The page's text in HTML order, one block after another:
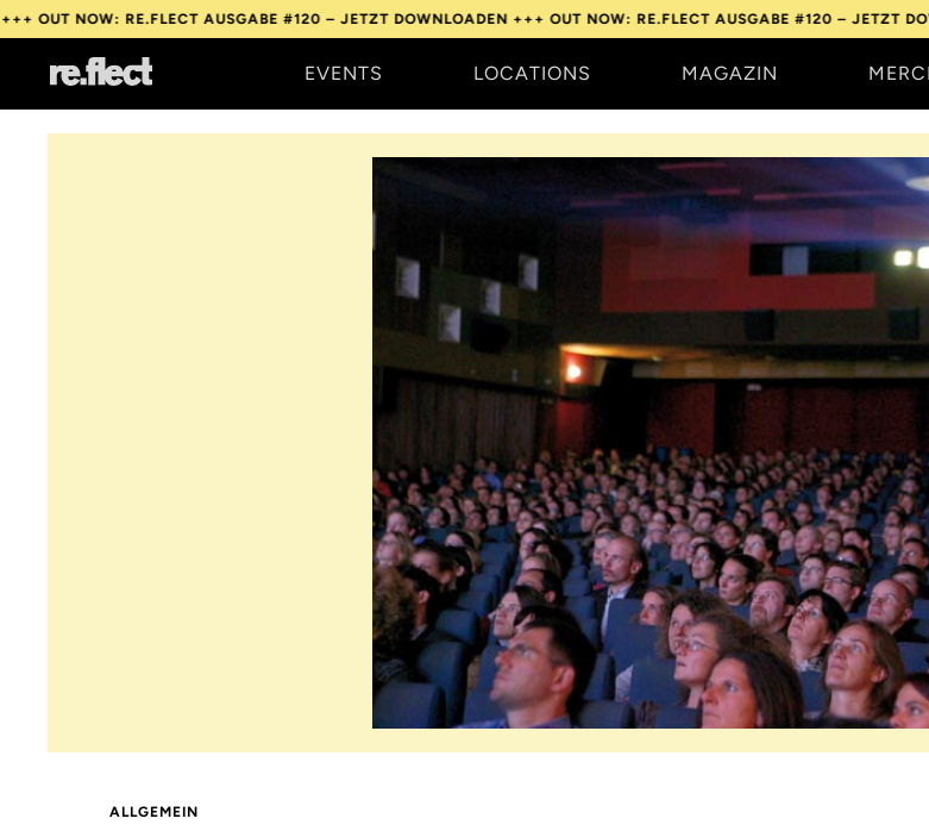
RE.FLECT AUSGABE #120 – JETZT DOWNLOADEN +++OUT NOW: RE.FLECT AUSGABE #120 – JETZT
EVENTS LOCATIONS MAGAZIN
ALLGEMEIN